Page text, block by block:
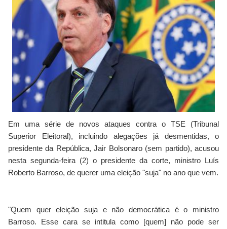
Em uma série de novos ataques contra o TSE (Tribunal
Superior Eleitoral), incluindo alegações já desmentidas, o
presidente da República, Jair Bolsonaro (sem partido), acusou
nesta segunda-feira (2) o presidente da corte, ministro Luís
Roberto Barroso, de querer uma eleição "suja" no ano que vem.
"Quem quer eleição suja e não democrática é o ministro
Barroso. Esse cara se intitula como [quem] não pode ser